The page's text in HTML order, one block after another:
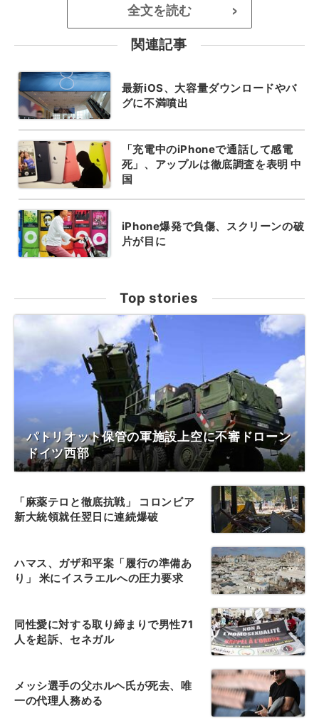
全文を読む >
関連記事
最新iOS、大容量ダウンロードやバ
グに不満噴出
「充電中のiPhoneで通話して感電
死」、アップルは徹底調査を表明 中
国
iPhone爆発で負傷、スクリーンの破
片が目に
Top stories
パトリオット保管の軍施設上空に不審ドローン
ドイツ西部
「麻薬テロと徹底抗戦」 コロンビア
新大統領就任翌日に連続爆破
ハマス、ガザ和平案「履行の準備あ
り」 米にイスラエルへの圧力要求
同性愛に対する取り締まりで男性71
人を起訴、セネガル
メッシ選手の父ホルヘ氏が死去、唯
一の代理人務める